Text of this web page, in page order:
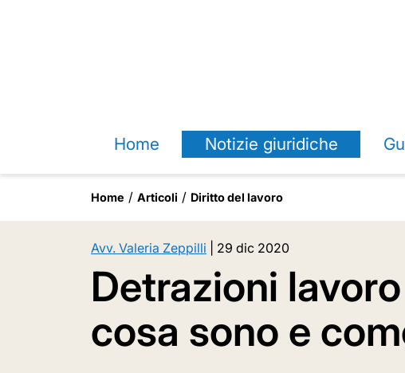
Home Notizie giuridiche
Home Articoli Diritto del lavoro
Avv. Valeria Zeppilli 29 dic 2020
Detrazioni
cosa sono e